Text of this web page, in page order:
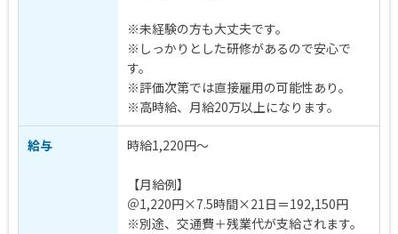
※未経験の方も大丈夫です。
※しっかりとした研修があるので安心で
す。
※評価次第では直接雇用の可能性あり。
※高時給、月給20万以上になります。
給与 時給1,220円～
【月給例】
＠1,220円×7.5時間×21日＝192,150円
※別途、交通費＋残業代が支給されます。